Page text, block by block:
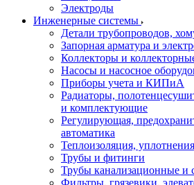
Электроды
Инженерные системы
Детали трубопроводов,
Запорная арматура и
Коллекторы и
Насосы и насосное
Приборы учета и КИПиА
Радиаторы,
и комплектующие
Регулирующая,
автоматика
Теплоизоляция,
Трубы и фитинги
Трубы канализационные и
Фильтры, грязевики,